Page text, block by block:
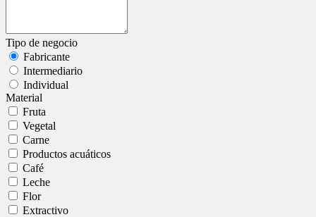
Tipo de negocio
Fabricante
Intermediario
Individual
Material
Fruta
Vegetal
Carne
Productos acuáticos
Café
Leche
Flor
Extractivo